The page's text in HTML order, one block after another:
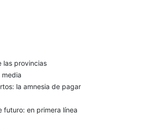
las provincias
media
la amnesia de pagar
futuro: en primera línea